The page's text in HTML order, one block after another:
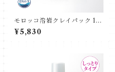
モロッコ溶岩クレイパック 15
0g
¥5,830